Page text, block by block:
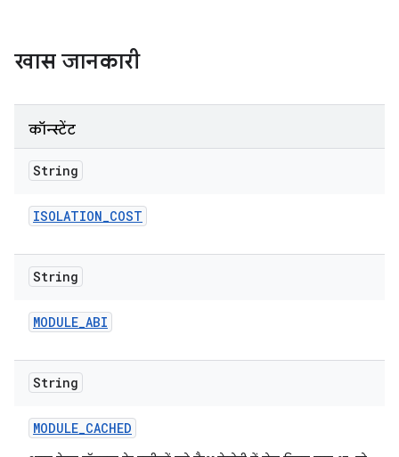
खास जानकारी
कॉन्स्टेंट
String
ISOLATION_COST
String
MODULE_ABI
String
MODULE_CACHED